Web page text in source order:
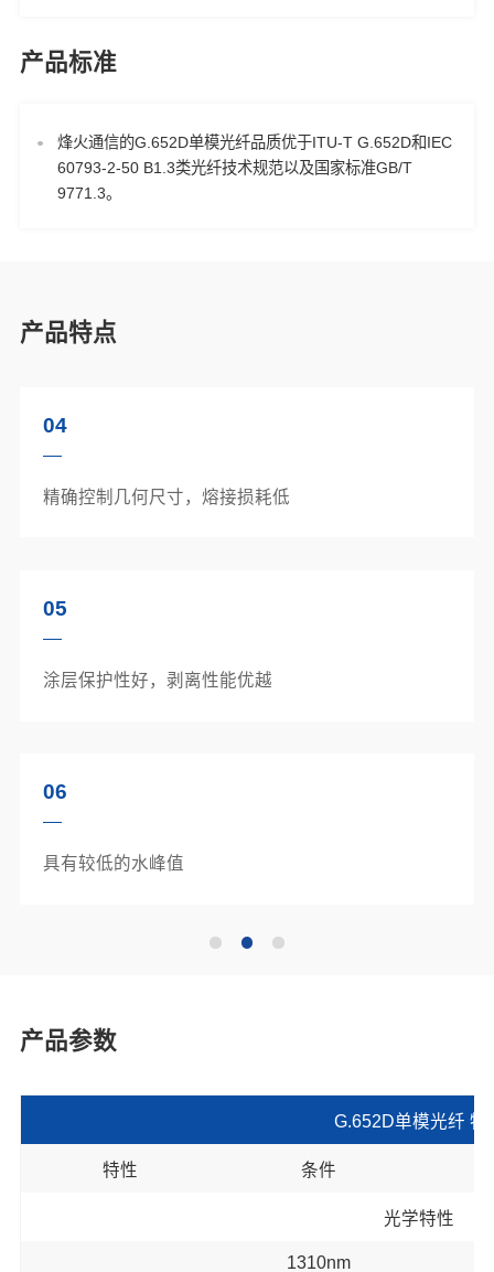
产品标准
烽火通信的G.652D单模光纤品质优于ITU-T G.652D和IEC
60793-2-50 B1.3类光纤技术规范以及国家标准GB/T
9771.3。
产品特点
04
精确控制几何尺寸，熔接损耗低
05
涂层保护性好，剥离性能优越
06
具有较低的水峰值
产品参数
G.652D单模光纤 特
特性 条件
光学特性
1310nm